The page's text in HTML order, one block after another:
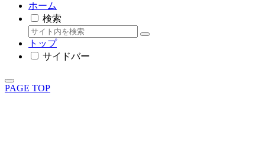
ホーム
検索
トップ
サイドバー
PAGE TOP